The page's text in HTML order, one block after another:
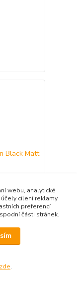
Matt SML
webu, analytické
cílení reklamy
preferencí
části stránek.
zde.